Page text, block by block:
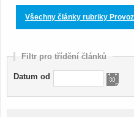
Všechny články rubriky Provoz
Filtr pro třídění článků
Datum od